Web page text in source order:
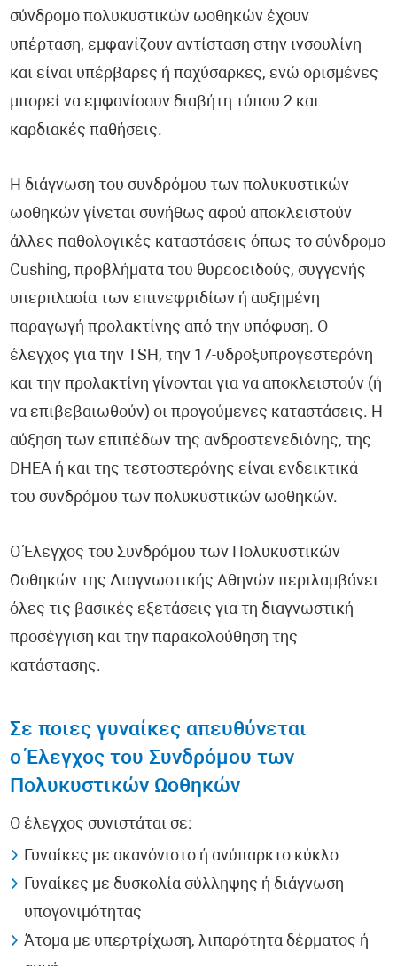
σύνδρομο πολυκυστικών ωοθηκών έχουν
υπέρταση, εμφανίζουν αντίσταση στην ινσουλίνη
και είναι υπέρβαρες ή παχύσαρκες, ενώ ορισμένες
μπορεί να εμφανίσουν διαβήτη τύπου 2 και
καρδιακές παθήσεις.
Η διάγνωση του συνδρόμου των πολυκυστικών
ωοθηκών γίνεται συνήθως αφού αποκλειστούν
άλλες παθολογικές καταστάσεις όπως το σύνδρομο
Cushing, προβλήματα του θυρεοειδούς, συγγενής
υπερπλασία των επινεφριδίων ή αυξημένη
παραγωγή προλακτίνης από την υπόφυση. Ο
έλεγχος για την TSH, την 17-υδροξυπρογεστερόνη
και την προλακτίνη γίνονται για να αποκλειστούν (ή
να επιβεβαιωθούν) οι προγούμενες καταστάσεις. Η
αύξηση των επιπέδων της ανδροστενεδιόνης, της
DHEA ή και της τεστοστερόνης είναι ενδεικτικά
του συνδρόμου των πολυκυστικών ωοθηκών.
Ο Έλεγχος του Συνδρόμου των Πολυκυστικών
Ωοθηκών της Διαγνωστικής Αθηνών περιλαμβάνει
όλες τις βασικές εξετάσεις για τη διαγνωστική
προσέγγιση και την παρακολούθηση της
κατάστασης.
Σε ποιες γυναίκες απευθύνεται
o Έλεγχος του Συνδρόμου των
Πολυκυστικών Ωοθηκών
Ο έλεγχος συνιστάται σε:
Γυναίκες με ακανόνιστο ή ανύπαρκτο κύκλο
Γυναίκες με δυσκολία σύλληψης ή διάγνωση
υπογονιμότητας
Άτομα με υπερτρίχωση, λιπαρότητα δέρματος ή